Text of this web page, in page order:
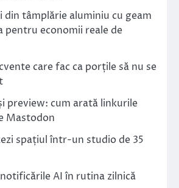
din tâmplărie aluminiu cu geam
pentru economii reale de
care fac ca porțile să nu se
preview: cum arată linkurile
Mastodon
spațiul într-un studio de 35
AI în rutina zilnică